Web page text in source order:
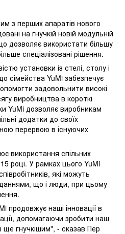
з перших апаратів нового
на гнучкій новій модульній
дозволяє використати більшу
спеціалізовані рішення.
установки із стелі, столу і
сімейства YuMi забезпечує
задовольнити високі
виробництва в короткі
YuMi дозволяє виробникам
додатки до своїх
перервою в існуючих
використання спільних
році. У рамках цього YuMi
які можуть
що і люди, при цьому
продовжує наші інновації в
допомагаючи зробити наш
ще гнучкішим", - сказав Пер